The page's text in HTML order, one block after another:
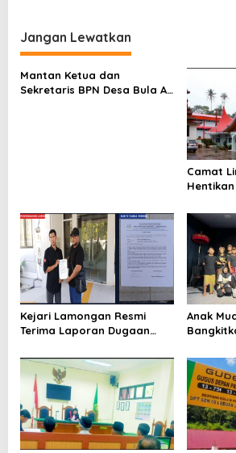
o
s
Jangan Lewatkan
Mantan Ketua dan
Sekretaris BPN Desa Bula Air
Camat
Anak
Kejari Lamongan Resmi
Terima Laporan Dugaan
Brengkok
Anak
Siap
Timur